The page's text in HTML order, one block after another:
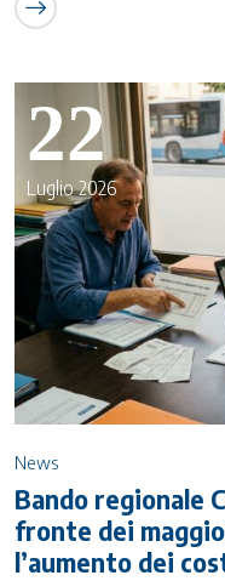
22
Luglio 2026
News
Bando regionale
fronte dei
l’aumento dei